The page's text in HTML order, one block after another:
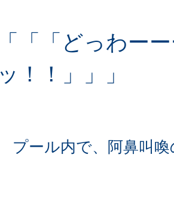
「「「どっわー
ッ！！」」」
プール内で、阿鼻叫喚